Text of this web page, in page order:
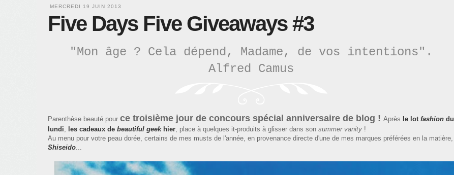
MERCREDI 19 JUIN 2013
Five Days Five Giveaways #3
"Mon âge ? Cela dépend, Madame, de vos intentions".
Alfred Camus
Parenthèse beauté pour ce troisième jour de concours spécial anniversaire de blog ! Après le lot fashion du
lundi
les cadeaux de beautiful geekhier , place à quelques it-produits à glisser dans son summer vanity !
Au menu pour votre peau dorée, certains de mes musts de l'année, en provenance directe d'une de mes marques préférées en la matière,
Shiseido